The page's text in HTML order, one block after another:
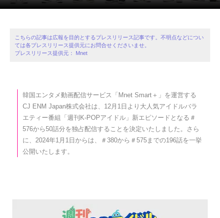
こちらの記事は広報を目的とするプレスリリース記事です。不明点などについ
ては各プレスリリース提供元にお問合せくださいませ。
プレスリリース提供元： Mnet
韓国エンタメ動画配信サービス「Mnet Smart＋」を運営する
CJ ENM Japan株式会社は、12月1日より大人気アイドルバラ
エティー番組「週刊K-POPアイドル」新エピソードとなる＃
576から50話分を独占配信することを決定いたしました。さら
に、2024年1月1日からは、＃380から＃575までの196話を一挙
公開いたします。